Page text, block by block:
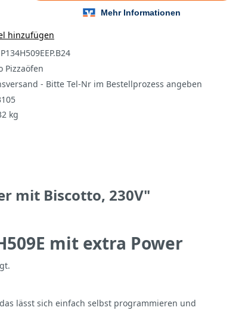
hinzufügen
P134H509EEP.B24
Pizzaöfen
- Bitte Tel-Nr im Bestellprozess angeben
kg
mit Biscotto, 230V"
mit extra Power
lässt sich einfach selbst programmieren und